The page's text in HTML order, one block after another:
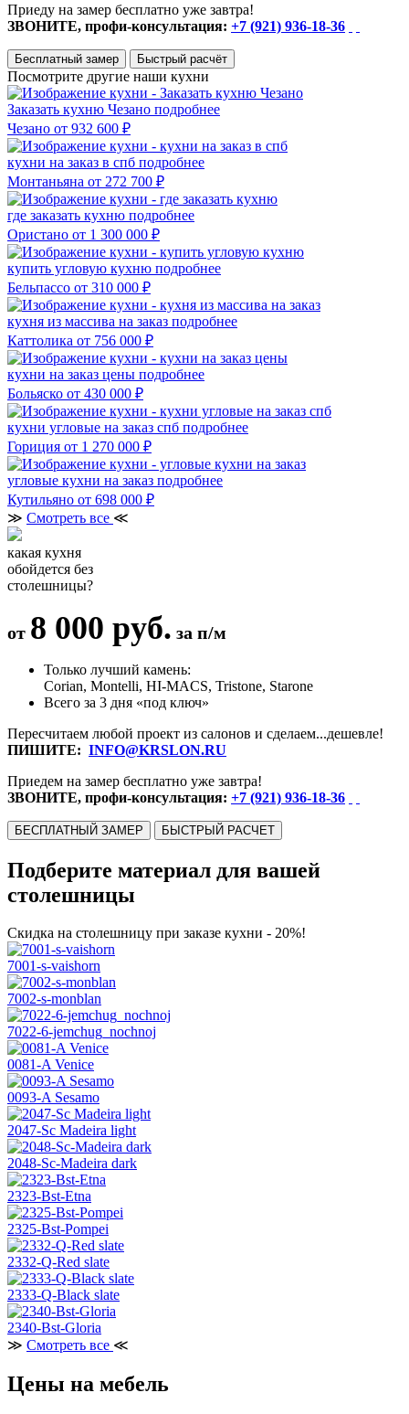
Приеду на замер бесплатно уже завтра!
ЗВОНИТЕ, профи-консультация: +7 (921) 936-18-36
Бесплатный замер Быстрый расчёт
Посмотрите другие наши кухни
Заказать кухню Чезано подробнее
Чезано от 932 600 ₽
кухни на заказ в спб подробнее
Монтаньяна от 272 700 ₽
где заказать кухню подробнее
Ористано от 1 300 000 ₽
купить угловую кухню подробнее
Бельпассо от 310 000 ₽
кухня из массива на заказ подробнее
Каттолика от 756 000 ₽
кухни на заказ цены подробнее
Больяско от 430 000 ₽
кухни угловые на заказ спб подробнее
Гориция от 1 270 000 ₽
угловые кухни на заказ подробнее
Кутильяно от 698 000 ₽
≫ Смотреть все ≪
какая кухня
обойдется без
столешницы?
от 8 000 руб. за п/м
Только лучший камень:
Corian, Montelli, HI-MACS, Tristone, Starone
Всего за 3 дня «под ключ»
Пересчитаем любой проект из салонов и сделаем...дешевле!
ПИШИТЕ: INFO@KRSLON.RU
Приедем на замер бесплатно уже завтра!
ЗВОНИТЕ, профи-консультация: +7 (921) 936-18-36
БЕСПЛАТНЫЙ ЗАМЕР БЫСТРЫЙ РАСЧЕТ
Подберите материал для вашей
столешницы
Скидка на столешницу при заказе кухни - 20%!
7001-s-vaishorn
7002-s-monblan
7022-6-jemchug_nochnoj
0081-A Venice
0093-A Sesamo
2047-Sc Madeira light
2048-Sc-Madeira dark
2323-Bst-Etna
2325-Bst-Pompei
2332-Q-Red slate
2333-Q-Black slate
2340-Bst-Gloria
≫ Смотреть все ≪
Цены на мебель